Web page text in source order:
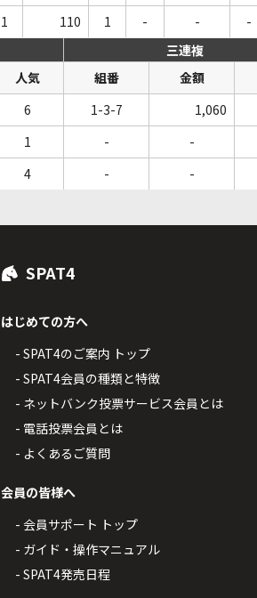
1 110 1 - - -
三連複
人気 組番 金額
6 1-3-7 1,060
1 - -
4 - -
SPAT4
はじめての方へ
- SPAT4のご案内 トップ
- SPAT4会員の種類と特徴
- ネットバンク投票サービス会員とは
- 電話投票会員とは
- よくあるご質問
会員の皆様へ
- 会員サポート トップ
- ガイド・操作マニュアル
- SPAT4発売日程